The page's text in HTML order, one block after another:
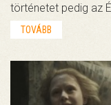
történetet pedig az
TOVÁBB